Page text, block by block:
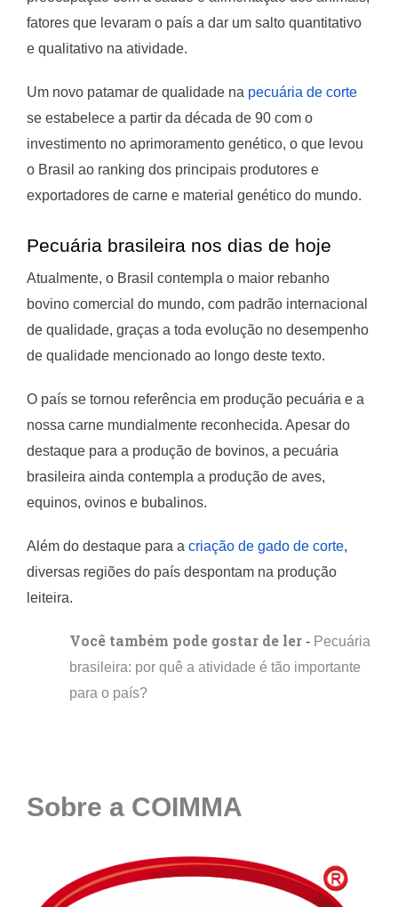
fatores que levaram o país a dar um salto quantitativo
e qualitativo na atividade.
Um novo patamar de qualidade na pecuária de corte
se estabelece a partir da década de 90 com o
investimento no aprimoramento genético, o que levou
o Brasil ao ranking dos principais produtores e
exportadores de carne e material genético do mundo.
Pecuária brasileira nos dias de hoje
Atualmente, o Brasil contempla o maior rebanho
bovino comercial do mundo, com padrão internacional
de qualidade, graças a toda evolução no desempenho
de qualidade mencionado ao longo deste texto.
O país se tornou referência em produção pecuária e a
nossa carne mundialmente reconhecida. Apesar do
destaque para a produção de bovinos, a pecuária
brasileira ainda contempla a produção de aves,
equinos, ovinos e bubalinos.
Além do destaque para a criação de gado de corte,
diversas regiões do país despontam na produção
leiteira.
Você também pode gostar de ler - Pecuária
brasileira: por quê a atividade é tão importante
para o país?
Sobre a COIMMA